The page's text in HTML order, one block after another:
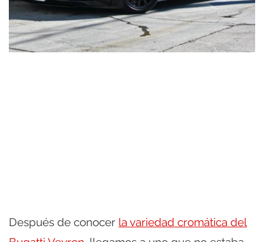
Después de conocer la variedad cromática del